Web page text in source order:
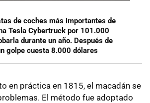
de coches más importantes de
Tesla Cybertruck por 101.000
durante un año. Después de
golpe cuesta 8.000 dólares
en práctica en 1815, el macadán se
El método fue adoptado